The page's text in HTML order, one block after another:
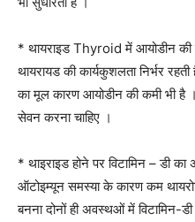
* थायराइड Thyroid में आयोडीन की
थायरायड की कार्यकुशलता निर्भर
का मूल कारण आयोडीन की कमी भी है
सेवन करना चाहिए ।
* थाइराइड होने पर विटामिन – डी
ऑटोइम्यून समस्या के कारण कम
बनना दोनों ही अवस्थओं में विटामिन-